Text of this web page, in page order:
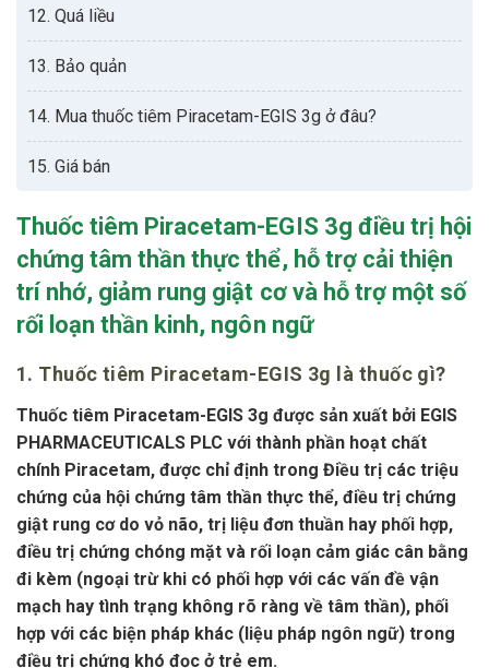
12. Quá liều
13. Bảo quản
14. Mua thuốc tiêm Piracetam-EGIS 3g ở đâu?
15. Giá bán
Thuốc tiêm Piracetam-EGIS 3g điều trị hội
chứng tâm thần thực thể, hỗ trợ cải thiện
trí nhớ, giảm rung giật cơ và hỗ trợ một số
rối loạn thần kinh, ngôn ngữ
1. Thuốc tiêm Piracetam-EGIS 3g là thuốc gì?
Thuốc tiêm Piracetam-EGIS 3g được sản xuất bởi EGIS
PHARMACEUTICALS PLC với thành phần hoạt chất
chính Piracetam, được chỉ định trong Điều trị các triệu
chứng của hội chứng tâm thần thực thể, điều trị chứng
giật rung cơ do vỏ não, trị liệu đơn thuần hay phối hợp,
điều trị chứng chóng mặt và rối loạn cảm giác cân bằng
đi kèm (ngoại trừ khi có phối hợp với các vấn đề vận
mạch hay tình trạng không rõ ràng về tâm thần), phối
hợp với các biện pháp khác (liệu pháp ngôn ngữ) trong
điều trị chứng khó đọc ở trẻ em.